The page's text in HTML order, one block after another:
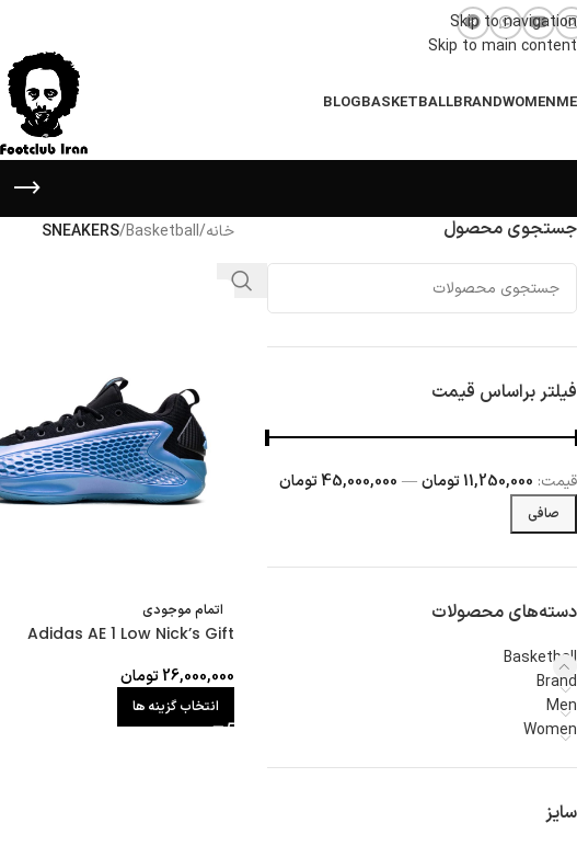
Skip to navigation
Skip to main content
WOMEN
BRAND
BASKETBALL
BLOG
جستجوی محصول
فیلتر براساس قیمت
صافی
قيمت: 11,250,000 تومان — 45,000,000 تومان
دسته‌های محصولات
Basketball
Brand
Men
Women
سایز
خانه/
Basketball
/
SNEAKERS
اتمام موجودی
Adidas AE 1 Low Nick’s Gift
26,000,000تومان
انتخاب گزینه ها